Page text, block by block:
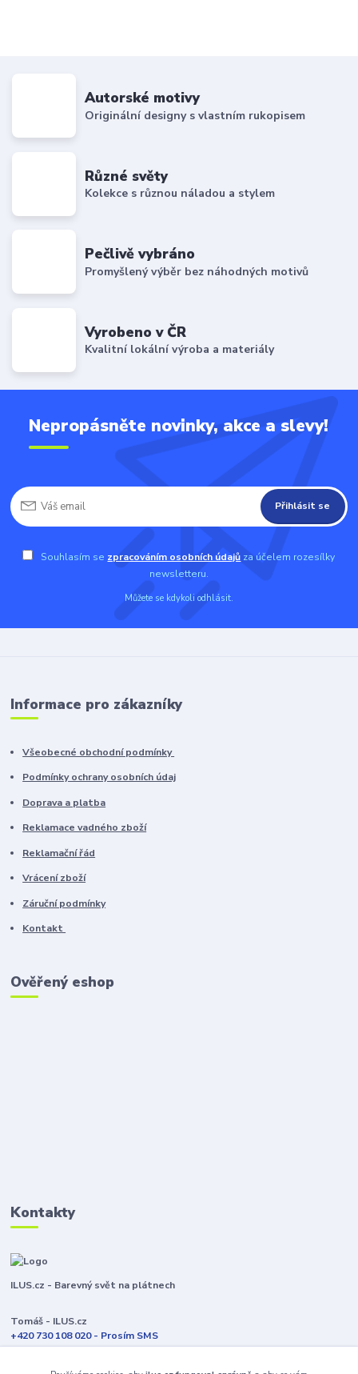
Autorské motivy
Originální designy s vlastním rukopisem
Různé světy
Kolekce s různou náladou a stylem
Pečlivě vybráno
Promyšlený výběr bez náhodných motivů
Vyrobeno v ČR
Kvalitní lokální výroba a materiály
Nepropásněte novinky, akce a slevy!
Přihlásit se
Souhlasím se zpracováním osobních údajů za účelem rozesílky
newsletteru.
Můžete se kdykoli odhlásit.
Informace pro zákazníky
Všeobecné obchodní podmínky
Podmínky ochrany osobních údaj
Doprava a platba
Reklamace vadného zboží
Reklamační řád
Vrácení zboží
Záruční podmínky
Kontakt
Ověřený eshop
Kontakty
ILUS.cz - Barevný svět na plátnech
Tomáš - ILUS.cz
+420 730 108 020 - Prosím SMS
Jsme většinu času ve výrobě